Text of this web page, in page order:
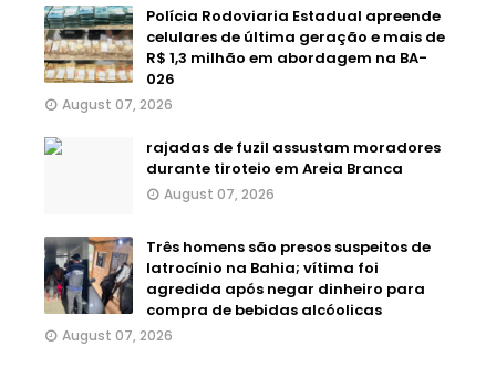
Polícia Rodoviaria Estadual apreende
celulares de última geração e mais de
R$ 1,3 milhão em abordagem na BA-
026
August 07, 2026
rajadas de fuzil assustam moradores
durante tiroteio em Areia Branca
August 07, 2026
Três homens são presos suspeitos de
latrocínio na Bahia; vítima foi
agredida após negar dinheiro para
compra de bebidas alcóolicas
August 07, 2026